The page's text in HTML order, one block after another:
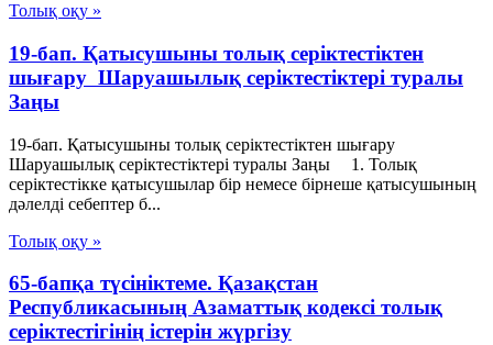
Толық оқу »
19-бап. Қатысушыны толық серiктестiктен
шығару Шаруашылық серіктестіктері туралы
Заңы
19-бап. Қатысушыны толық серiктестiктен шығару
Шаруашылық серіктестіктері туралы Заңы 1. Толық
серiктестiкке қатысушылар бiр немесе бiрнеше қатысушының
дәлелдi себептер б...
Толық оқу »
65-бапқа түсініктеме. Қазақстан
Республикасының Азаматтық кодексі толық
серіктестігінің істерін жүргізу